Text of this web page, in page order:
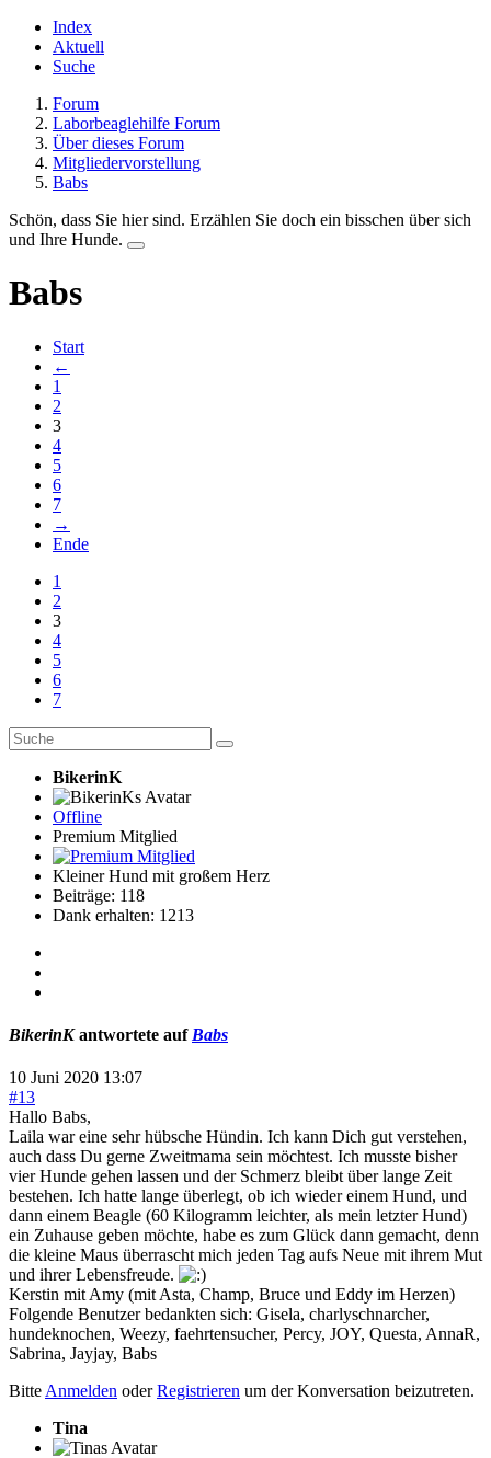
Index
Aktuell
Suche
Forum
Laborbeaglehilfe Forum
Über dieses Forum
Mitgliedervorstellung
Babs
Schön, dass Sie hier sind. Erzählen Sie doch ein bisschen über sich
und Ihre Hunde.
Babs
Start
←
1
2
3
4
5
6
7
→
Ende
1
2
3
4
5
6
7
BikerinK
Offline
Premium Mitglied
Kleiner Hund mit großem Herz
Beiträge: 118
Dank erhalten: 1213
BikerinKantwortete auf Babs
10 Juni 2020 13:07
#13
Hallo Babs,
Laila war eine sehr hübsche Hündin. Ich kann Dich gut verstehen,
auch dass Du gerne Zweitmama sein möchtest. Ich musste bisher
vier Hunde gehen lassen und der Schmerz bleibt über lange Zeit
bestehen. Ich hatte lange überlegt, ob ich wieder einem Hund, und
dann einem Beagle (60 Kilogramm leichter, als mein letzter Hund)
ein Zuhause geben möchte, habe es zum Glück dann gemacht, denn
die kleine Maus überrascht mich jeden Tag aufs Neue mit ihrem Mut
und ihrer Lebensfreude.
Kerstin mit Amy (mit Asta, Champ, Bruce und Eddy im Herzen)
Folgende Benutzer bedankten sich: Gisela, charlyschnarcher,
hundeknochen, Weezy, faehrtensucher, Percy, JOY, Questa, AnnaR,
Sabrina, Jayjay, Babs
BitteAnmelden oderRegistrieren um der Konversation beizutreten.
Tina